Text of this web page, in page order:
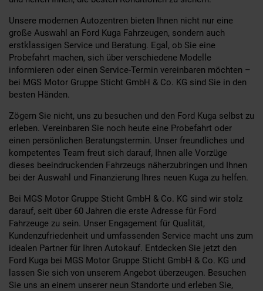
Unsere modernen Autozentren bieten Ihnen nicht nur eine
große Auswahl an Ford Kuga Fahrzeugen, sondern auch
erstklassigen Service und Beratung. Egal, ob Sie eine
Probefahrt machen, sich über verschiedene Modelle
informieren oder einen Service-Termin vereinbaren möchten –
bei MGS Motor Gruppe Sticht GmbH & Co. KG sind Sie in den
besten Händen.
Zögern Sie nicht, uns zu besuchen und den Ford Kuga selbst zu
erleben. Vereinbaren Sie noch heute eine Probefahrt oder
einen persönlichen Beratungstermin. Unser freundliches und
kompetentes Team freut sich darauf, Ihnen alle Vorzüge
dieses beeindruckenden Fahrzeugs näherzubringen und Ihnen
bei der Auswahl und Finanzierung Ihres neuen Kuga zu helfen.
Bei MGS Motor Gruppe Sticht GmbH & Co. KG sind wir stolz
darauf, seit über 60 Jahren die erste Adresse für Ford
Fahrzeuge zu sein. Unser Engagement für Qualität,
Kundenzufriedenheit und umfassenden Service macht uns zum
idealen Partner für Ihren Autokauf. Entdecken Sie jetzt den
Ford Kuga bei MGS Motor Gruppe Sticht GmbH & Co. KG und
lassen Sie sich von unserem Angebot überzeugen. Besuchen
Sie uns an einem unserer neun Standorte und erleben Sie,